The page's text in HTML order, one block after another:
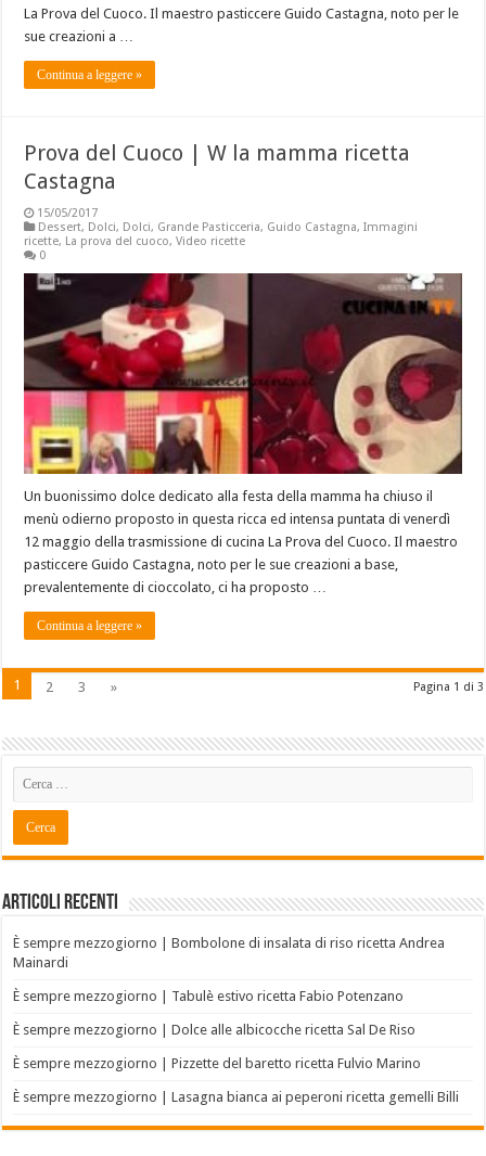
La Prova del Cuoco. Il maestro pasticcere Guido Castagna, noto per le
sue creazioni a …
Continua a leggere »
Prova del Cuoco | W la mamma ricetta
Castagna
15/05/2017
Dessert, Dolci, Dolci, Grande Pasticceria, Guido Castagna,Immagini
ricette, La prova del cuoco,Video ricette
0
Un buonissimo dolce dedicato alla festa della mamma ha chiuso il
menù odierno proposto in questa ricca ed intensa puntata di venerdì
12 maggio della trasmissione di cucina La Prova del Cuoco. Il maestro
pasticcere Guido Castagna, noto per le sue creazioni a base,
prevalentemente di cioccolato, ci ha proposto …
Continua a leggere »
Pagina 1 di 3
1 2 3 »
Articoli recenti
È sempre mezzogiorno | Bombolone di insalata di riso ricetta Andrea
Mainardi
È sempre mezzogiorno | Tabulè estivo ricetta Fabio Potenzano
È sempre mezzogiorno | Dolce alle albicocche ricetta Sal De Riso
È sempre mezzogiorno | Pizzette del baretto ricetta Fulvio Marino
È sempre mezzogiorno | Lasagna bianca ai peperoni ricetta gemelli Billi